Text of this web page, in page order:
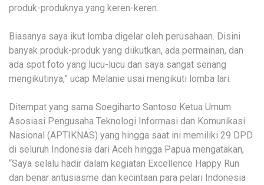
produk-produknya yang keren-keren.
Biasanya saya ikut lomba digelar oleh perusahaan. Disini
banyak produk-produk yang diikutkan, ada permainan, dan
ada spot foto yang lucu-lucu dan saya sangat senang
mengikutinya,” ucap Melanie usai mengikuti lomba lari.
Ditempat yang sama Soegiharto Santoso Ketua Umum
Asosiasi Pengusaha Teknologi Informasi dan Komunikasi
Nasional (APTIKNAS) yang hingga saat ini memiliki 29 DPD
di seluruh Indonesia dari Aceh hingga Papua mengatakan,
“Saya selalu hadir dalam kegiatan Excellence Happy Run
dan benar antusiasme dan kecintaan para pelari Indonesia